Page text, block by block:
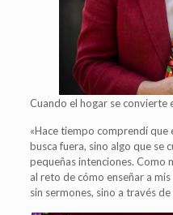
Cuando el hogar se convierte
«Hace tiempo comprendí que
busca fuera, sino algo que se
pequeñas intenciones. Como
al reto de cómo enseñar a
sin sermones, sino a través